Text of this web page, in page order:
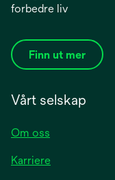
forbedre liv
Finn ut mer
Vårt selskap
Om oss
Karriere